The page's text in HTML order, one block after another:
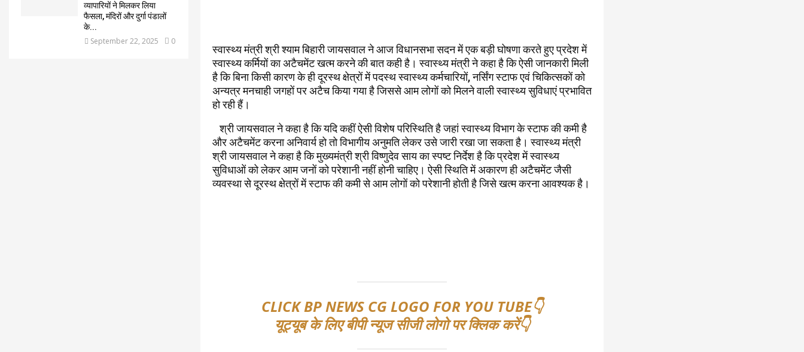
स्वास्थ्य मंत्री श्री श्याम बिहारी जायसवाल ने आज विधानसभा सदन में एक बड़ी घोषणा करते हुए प्रदेश में
स्वास्थ्य कर्मियों का अटैचमेंट खत्म करने की बात कही है। स्वास्थ्य मंत्री ने कहा है कि ऐसी जानकारी मिली
है कि बिना किसी कारण के ही दूरस्थ क्षेत्रों में पदस्थ स्वास्थ्य कर्मचारियों, नर्सिंग स्टाफ एवं चिकित्सकों को
अन्यत्र मनचाही जगहों पर अटैच किया गया है जिससे आम लोगों को मिलने वाली स्वास्थ्य सुविधाएं प्रभावित
हो रही हैं।
श्री जायसवाल ने कहा है कि यदि कहीं ऐसी विशेष परिस्थिति है जहां स्वास्थ्य विभाग के स्टाफ की कमी है
और अटैचमेंट करना अनिवार्य हो तो विभागीय अनुमति लेकर उसे जारी रखा जा सकता है। स्वास्थ्य मंत्री
श्री जायसवाल ने कहा है कि मुख्यमंत्री श्री विष्णुदेव साय का स्पष्ट निर्देश है कि प्रदेश में स्वास्थ्य
सुविधाओं को लेकर आम जनों को परेशानी नहीं होनी चाहिए। ऐसी स्थिति में अकारण ही अटैचमेंट जैसी
व्यवस्था से दूरस्थ क्षेत्रों में स्टाफ की कमी से आम लोगों को परेशानी होती है जिसे खत्म करना आवश्यक है।
CLICK BP NEWS CG LOGO FOR YOU TUBE👇
यूट्यूब के लिए बीपी न्यूज सीजी लोगो पर क्लिक करें👇
व्यापारियों ने मिलकर लिया
फैसला, मंदिरों और दुर्गा पंडालों
के...
September 22, 2025 0